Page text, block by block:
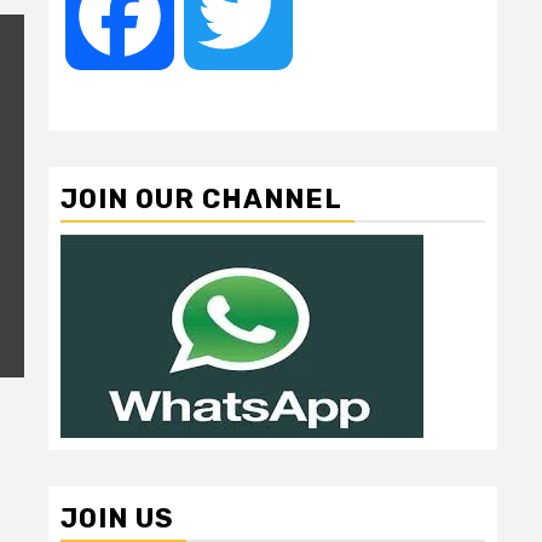
Facebook
JOIN OUR CHANNEL
JOIN US